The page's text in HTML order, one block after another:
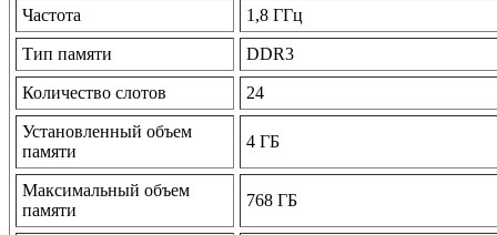
Частота 1,8 ГГц
Тип памяти DDR3
Количество слотов 24
Установленный объем
памяти
4 ГБ
Максимальный объем
памяти
768 ГБ